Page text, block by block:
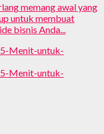
memang awal yang
untuk membuat
bisnis Anda...